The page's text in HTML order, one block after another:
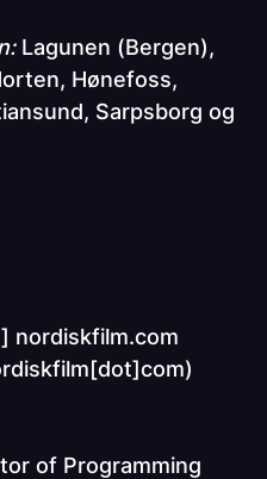
Lagunen (Bergen),
Hønefoss,
Sarpsborg og
nordiskfilm.com
of Programming